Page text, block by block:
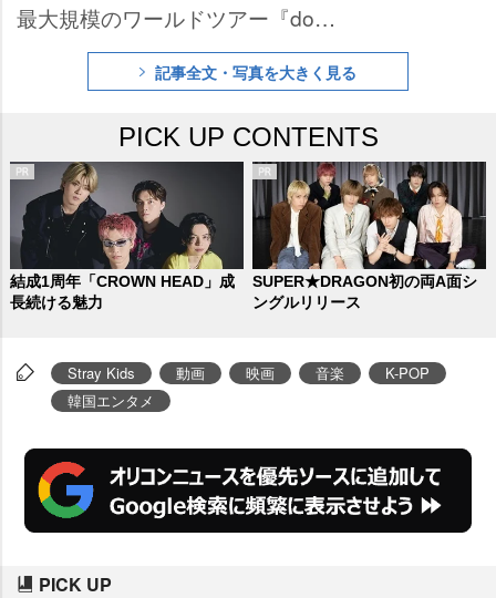
最大規模のワールドツアー『domi
nATE』(全35地域56公演)に密着し
たライブドキュメンタリー映画。
場 SoFiスタジアムで開催された歴
史的な公演の熱狂的なステージ
、ツアーの舞台裏に密着したメ
イキング、メンバーたちが抱く葛
藤と情熱を語った独占インタビュ
ーなどで構成される。
記事全文・写真を大きく見る
PICK UP CONTENTS
結成1周年「CROWN HEAD」成
長続ける魅力
SUPER★DRAGON初の両A面シ
ングルリリース
Stray Kids 動画 映画 音楽
K-POP
韓国エンタメ
PICK UP